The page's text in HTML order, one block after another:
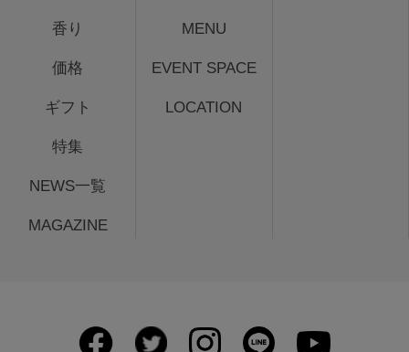
香り
価格
ギフト
特集
NEWS一覧
MAGAZINE
MENU
EVENT SPACE
LOCATION